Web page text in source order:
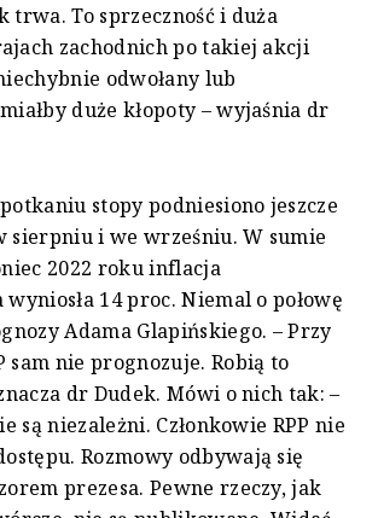
trwa. To sprzeczność i duża
zachodnich po takiej akcji
odwołany lub
duże kłopoty – wyjaśnia dr
stopy podniesiono jeszcze
sierpniu i we wrześniu. W sumie
2022 roku inflacja
14 proc. Niemal o połowę
Adama Glapińskiego. – Przy
sam nie prognozuje. Robią to
dr Dudek. Mówi o nich tak: –
są niezależni. Członkowie RPP nie
Rozmowy odbywają się
prezesa. Pewne rzeczy, jak